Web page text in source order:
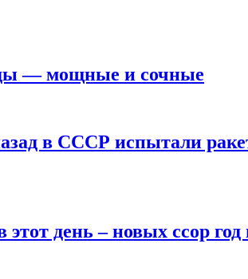
— мощные и сочные
в СССР испытали
день – новых ссор год